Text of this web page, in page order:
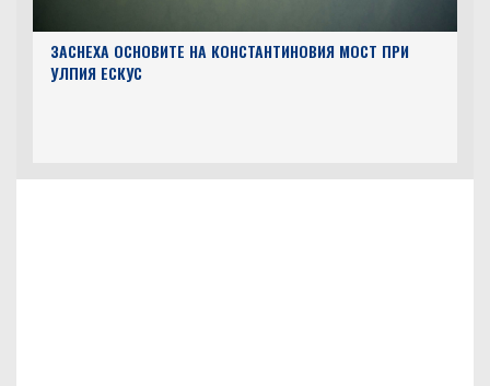
ЗАСНЕХА ОСНОВИТЕ НА КОНСТАНТИНОВИЯ МОСТ ПРИ
УЛПИЯ ЕСКУС